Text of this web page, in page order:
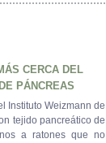
CERCA DEL
PÁNCREAS
Instituto Weizmann de
tejido pancreático de
a ratones que no